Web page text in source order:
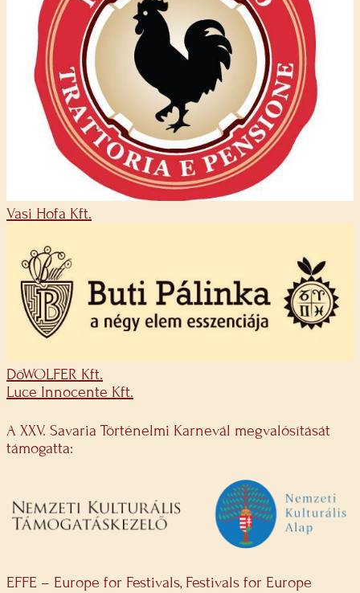
Vasi Hofa Kft.
DöWOLFER Kft.
Luce Innocente Kft.
A XXV. Savaria Történelmi Karnevál megvalósítását
támogatta:
EFFE – Europe for Festivals, Festivals for Europe